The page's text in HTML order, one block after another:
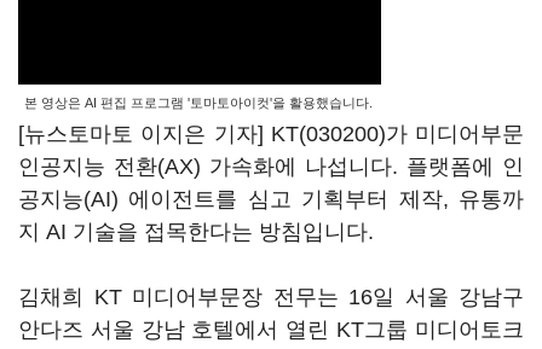
본 영상은 AI 편집 프로그램 '토마토아이컷'을 활용했습니다.
[뉴스토마토 이지은 기자] KT(030200)가 미디어부문
인공지능 전환(AX) 가속화에 나섭니다. 플랫폼에 인
공지능(AI) 에이전트를 심고 기획부터 제작, 유통까
지 AI 기술을 접목한다는 방침입니다.
김채희 KT 미디어부문장 전무는 16일 서울 강남구
안다즈 서울 강남 호텔에서 열린 KT그룹 미디어토크